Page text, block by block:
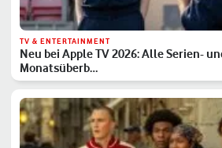
TV & ENTERTAINMENT
Neu bei Apple TV 2026: Alle Serien-
Monatsüberb…